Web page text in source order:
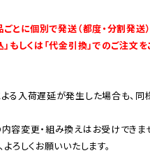
ごとに個別で発送（都度・分割発送
もしくは「代金引換」でのご注文
る入荷遅延が発生した場合も、同
容変更・組み換えはお受けできま
ろしくお願いいたします。